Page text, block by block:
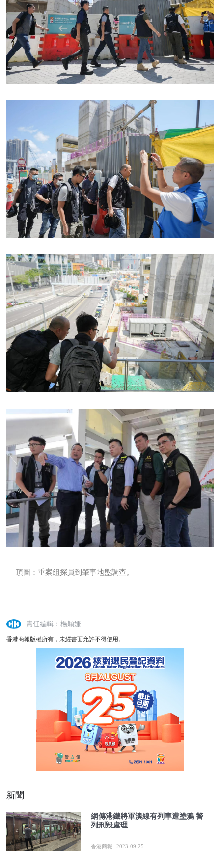
頂圖：重案組探員到肇事地盤調查。
責任編輯：楊穎婕
香港商報版權所有，未經書面允許不得使用。
新聞
網傳港鐵將軍澳線有列車遭塗鴉 警
列刑毀處理
香港商報 2023-09-25